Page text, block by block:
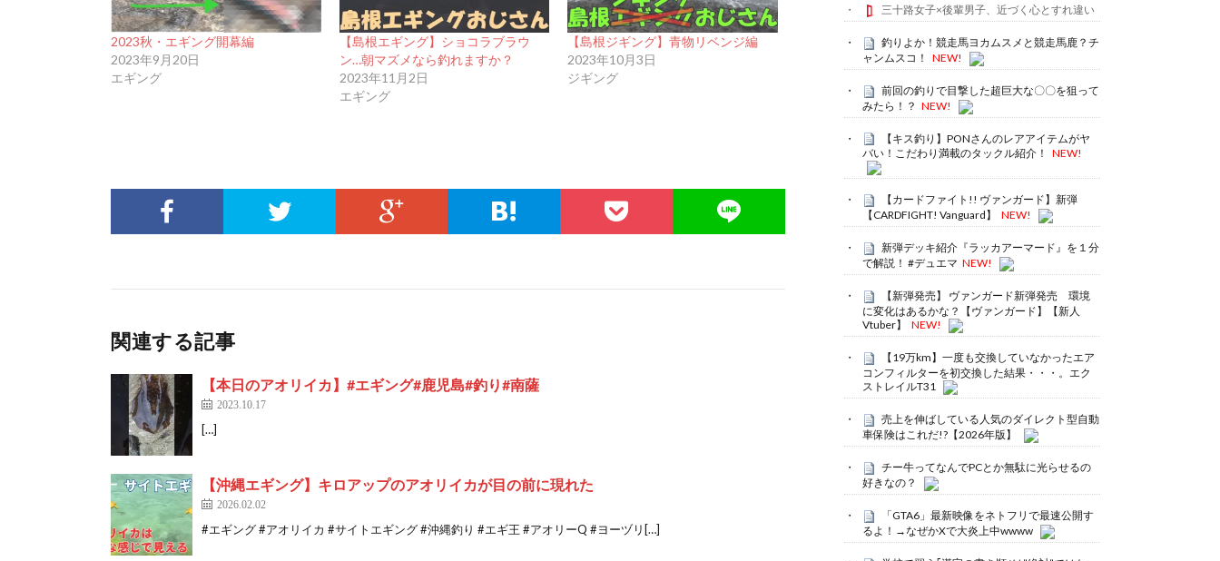
2023秋・エギング開幕編
2023年9月20日
エギング
【島根エギング】ショコラブラウ
ン…朝マズメなら釣れますか？
2023年11月2日
エギング
【島根ジギング】青物リベンジ編
2023年10月3日
ジギング
関連する記事
【本日のアオリイカ】#エギング#鹿児島#釣り#南薩
2023.10.17
[…]
【沖縄エギング】キロアップのアオリイカが目の前に現れた
2026.02.02
#エギング #アオリイカ #サイトエギング #沖縄釣り #エギ王 #アオリーQ #ヨーヅリ[…]
三十路女子×後輩男子、近づく心とすれ違い
釣りよか！競走馬ヨカムスメと競走馬鹿？チ
ャンムスコ！
NEW!
前回の釣りで目撃した超巨大な〇〇を狙って
みたら！？ NEW!
【キス釣り】PONさんのレアアイテムがヤ
バい！こだわり満載のタックル紹介！
NEW!
【カードファイト!! ヴァンガード】新弾
【CARDFIGHT! Vanguard】
NEW!
新弾デッキ紹介『ラッカアーマード』を１分
で解説！ #デュエマ NEW!
【新弾発売】 ヴァンガード新弾発売 環境
に変化はあるかな？【ヴァンガード】【新人
Vtuber】
NEW!
【19万km】一度も交換していなかったエア
コンフィルターを初交換した結果・・・。エク
ストレイルT31
売上を伸ばしている人気のダイレクト型自動
車保険はこれだ!?【2026年版】
チー牛ってなんでPCとか無駄に光らせるの
好きなの？
「GTA6」最新映像をネトフリで最速公開す
るよ！→なぜかXで大炎上中wwww